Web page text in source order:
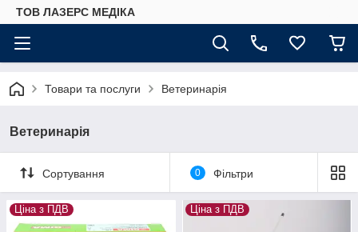
ТОВ ЛАЗЕРС МЕДІКА
Товари та послуги Ветеринарія
Ветеринарія
Сортування 0 Фільтри
Ціна з ПДВ Ціна з ПДВ